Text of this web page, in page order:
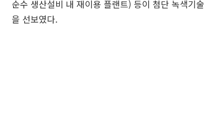
순수 생산설비 내 재이용 플랜트) 등이 첨단 녹색기술
을 선보였다.